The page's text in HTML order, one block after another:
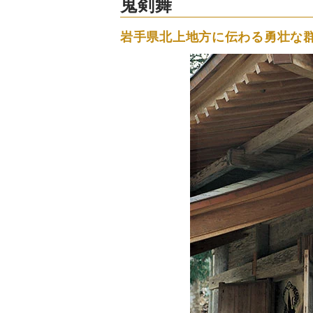
鬼剣舞
岩手県北上地方に伝わる勇壮な